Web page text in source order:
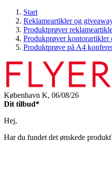
Start
Reklameartikler og
Produktprøver
Produkprøver kontorartikler
Produktprøve på A4
København K, 06/08/26
Dit tilbud*
Hej,
Har du fundet det ønskede